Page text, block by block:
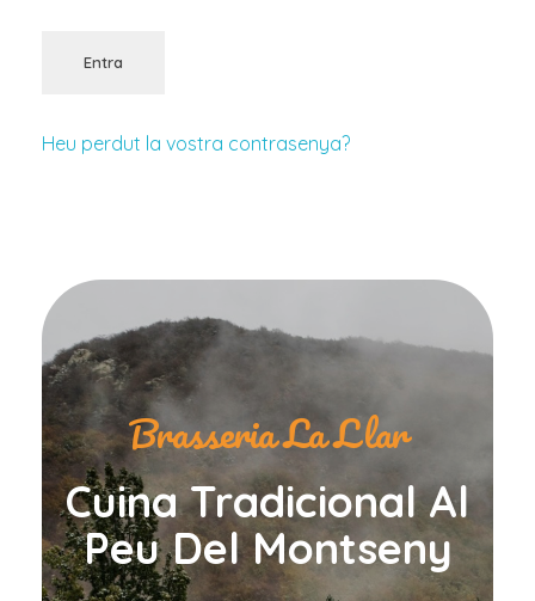
Entra
Heu perdut la vostra contrasenya?
Brasseria La Llar
Cuina Tradicional Al
Peu Del Montseny